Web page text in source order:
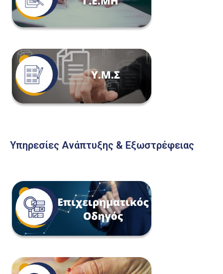
Υπηρεσίες Ανάπτυξης & Εξωστρέφειας